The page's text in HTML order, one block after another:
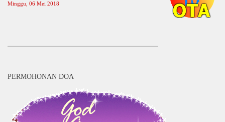
Minggu, 06 Mei 2018
PERMOHONAN DOA